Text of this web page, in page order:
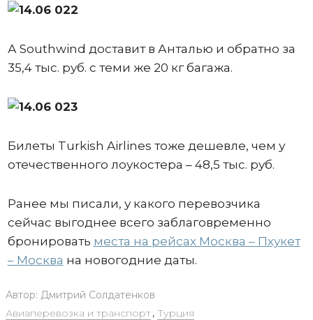
А Southwind доставит в Анталью и обратно за
35,4 тыс. руб. с теми же 20 кг багажа.
Билеты Turkish Airlines тоже дешевле, чем у
отечественного лоукостера – 48,5 тыс. руб.
Ранее мы писали, у какого перевозчика
сейчас выгоднее всего заблаговременно
бронировать места на рейсах Москва – Пхукет
– Москва на новогодние даты.
Автор: Дмитрий Солдатенков
Авиаперевозка и транспорт, Турция